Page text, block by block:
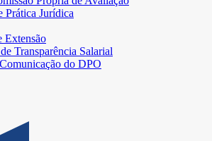
Prática Jurídica
Extensão
Transparência Salarial
do DPO